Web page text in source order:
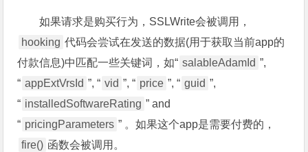
如果请求是购买行为，SSLWrite会被调用，
hooking 代码会尝试在发送的数据(用于获取当前app的
付款信息)中匹配一些关键词，如“ salableAdamId ”,
“ appExtVrsId ”, “ vid ”, “ price ”, “ guid ”,
“ installedSoftwareRating ” and
“ pricingParameters ” 。如果这个app是需要付费的，
fire() 函数会被调用。